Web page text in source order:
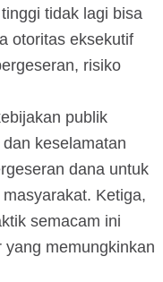
tidak lagi bisa
otoritas eksekutif
risiko
publik
keselamatan
dana untuk
Ketiga,
semacam ini
memungkinkan